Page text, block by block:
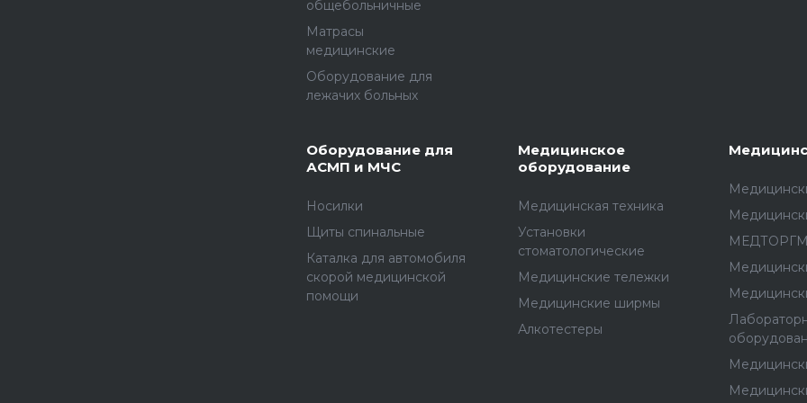
общебольничные
Матрасы
медицинские
Оборудование для
лежачих больных
Оборудование для
АСМП и МЧС
Носилки
Щиты спинальные
Каталка для автомобиля
скорой медицинской
помощи
Медицинское
оборудование
Медицинская техника
Установки
стоматологические
Медицинские тележки
Медицинские ширмы
Алкотестеры